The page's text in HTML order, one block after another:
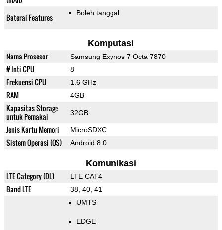
Baterai Features
Boleh tanggal
Komputasi
Nama Prosesor Samsung Exynos 7 Octa 7870
# Inti CPU 8
Frekuensi CPU 1.6 GHz
RAM 4GB
Kapasitas Storage
untuk Pemakai
32GB
Jenis Kartu Memori MicroSDXC
Sistem Operasi (OS) Android 8.0
Komunikasi
LTE Category (DL) LTE CAT4
Band LTE 38, 40, 41
UMTS
EDGE